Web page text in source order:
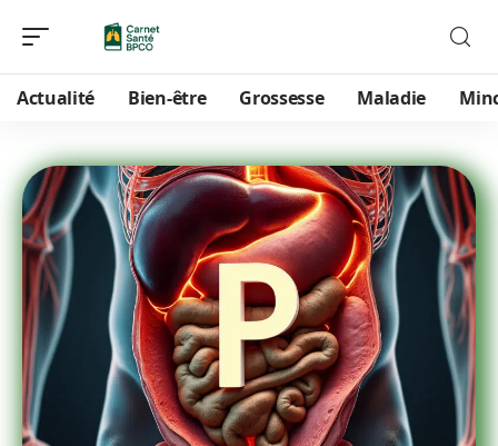
Actualité Bien-être Grossesse Maladie